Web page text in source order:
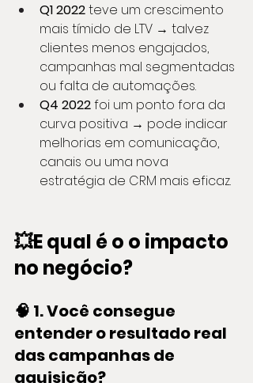
Q1 2022 teve um crescimento
mais tímido de LTV → talvez
clientes menos engajados,
campanhas mal segmentadas
ou falta de automações.
Q4 2022 foi um ponto fora da
curva positiva → pode indicar
melhorias em comunicação,
canais ou uma nova
estratégia de CRM mais eficaz.
💥E qual é o o impacto
no negócio?
🧠 1. Você consegue
entender o resultado real
das campanhas de
aquisição?